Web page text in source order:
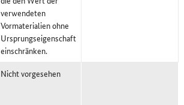
verwendeten
Vormaterialien ohne
Ursprungseigenschaft
einschränken.
Nicht vorgesehen